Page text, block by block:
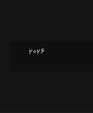
2026